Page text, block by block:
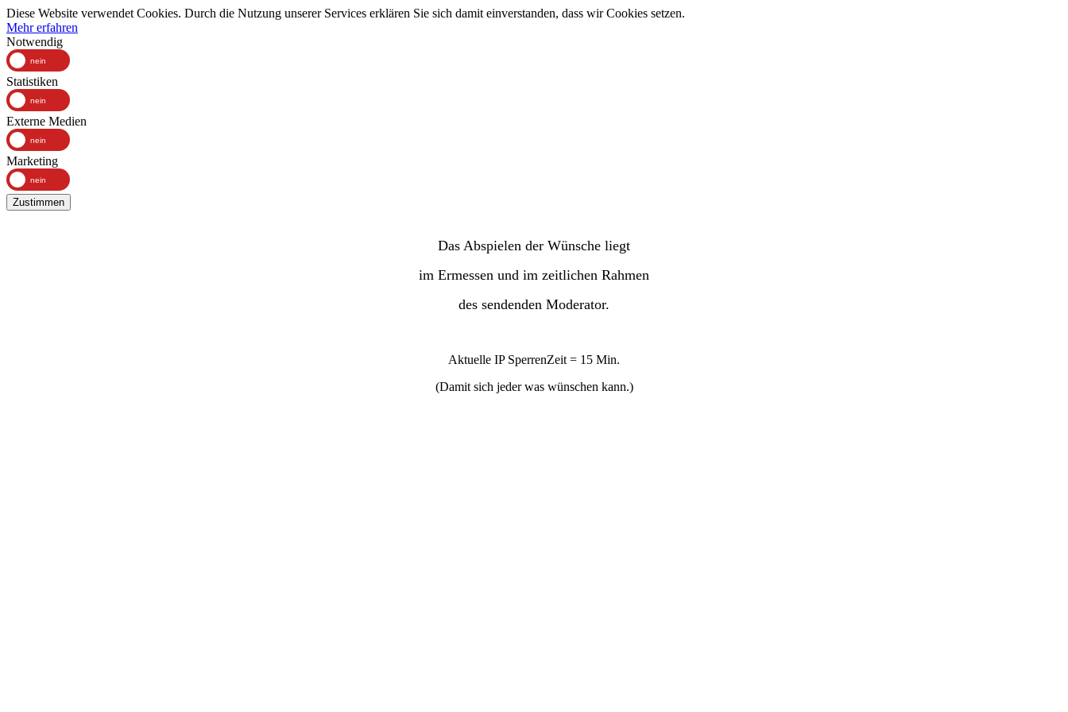
Diese Website verwendet Cookies. Durch die Nutzung unserer Services erklären Sie sich damit einverstanden, dass wir Cookies setzen.
Mehr erfahren
Notwendig
Statistiken
Externe Medien
Marketing
Zustimmen
Das Abspielen der Wünsche liegt
im Ermessen und im zeitlichen Rahmen
des sendenden Moderator.
Aktuelle IP SperrenZeit = 15 Min.
(Damit sich jeder was wünschen kann.)